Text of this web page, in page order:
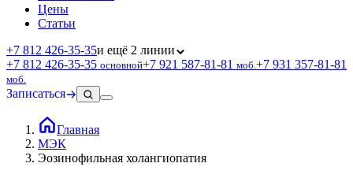
Цены
Статьи
+7 812 426‑35‑35и ещё 2 линии
+7 812 426‑35‑35 основной+7 921 587‑81‑81 моб. +7 931 357‑81‑81
моб.
Записаться
Главная
МЭК
Эозинофильная холангиопатия